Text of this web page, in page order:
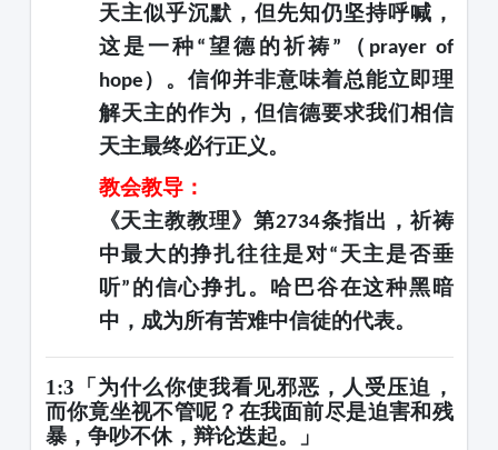
天主似乎沉默，但先知仍坚持呼喊，
这是一种 “ 望德的祈祷 ” （ prayer of
hope ）。信仰并非意味着总能立即理
解天主的作为，但信德要求我们相信
天主最终必行正义。
教会教导：
《天主教教理》第2734条指出，祈祷
中最大的挣扎往往是对“ 天主是否垂
听” 的信心挣扎。哈巴谷在这种黑暗
中，成为所有苦难中信徒的代表。
1:3「为什么你使我看见邪恶，人受压迫，
而你竟坐视不管呢？在我面前尽是迫害和残
暴，争吵不休，辩论迭起。」